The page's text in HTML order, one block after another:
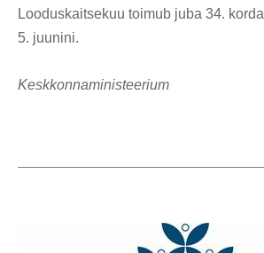
Looduskaitsekuu toimub juba 34.
5. juunini.
Keskkonnaministeerium